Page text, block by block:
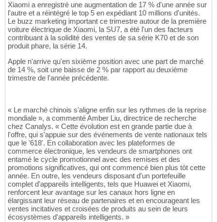
Xiaomi a enregistré une augmentation de 17 % d'une année sur
l'autre et a réintégré le top 5 en expédiant 10 millions d'unités.
Le buzz marketing important ce trimestre autour de la première
voiture électrique de Xiaomi, la SU7, a été l'un des facteurs
contribuant à la solidité des ventes de sa série K70 et de son
produit phare, la série 14.
Apple n'arrive qu'en sixième position avec une part de marché
de 14 %, soit une baisse de 2 % par rapport au deuxième
trimestre de l'année précédente.
« Le marché chinois s'aligne enfin sur les rythmes de la reprise
mondiale », a commenté Amber Liu, directrice de recherche
chez Canalys. « Cette évolution est en grande partie due à
l'offre, qui s'appuie sur des événements de vente nationaux tels
que le '618'. En collaboration avec les plateformes de
commerce électronique, les vendeurs de smartphones ont
entamé le cycle promotionnel avec des remises et des
promotions significatives, qui ont commencé bien plus tôt cette
année. En outre, les vendeurs disposant d'un portefeuille
complet d'appareils intelligents, tels que Huawei et Xiaomi,
renforcent leur avantage sur les canaux hors ligne en
élargissant leur réseau de partenaires et en encourageant les
ventes incitatives et croisées de produits au sein de leurs
écosystèmes d'appareils intelligents. »